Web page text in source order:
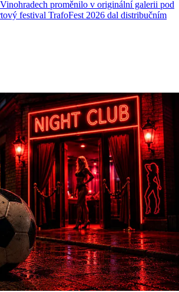
proměnilo v originální galerii pod
festival TrafoFest 2026 dal distribučním